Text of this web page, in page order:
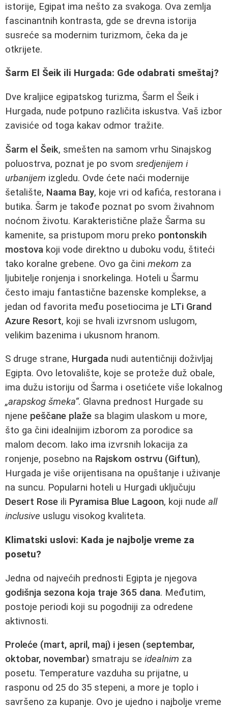
istorije, Egipat ima nešto za svakoga. Ova zemlja
fascinantnih kontrasta, gde se drevna istorija
susreće sa modernim turizmom, čeka da je
otkrijete.
Šarm El Šeik ili Hurgada: Gde odabrati smeštaj?
Dve kraljice egipatskog turizma, Šarm el Šeik i
Hurgada, nude potpuno različita iskustva. Vaš izbor
zavisiće od toga kakav odmor tražite.
Šarm el Šeik, smešten na samom vrhu Sinajskog
poluostrva, poznat je po svom sredjenijem i
urbanijem izgledu. Ovde ćete naći modernije
šetalište, Naama Bay, koje vri od kafića, restorana i
butika. Šarm je takođe poznat po svom živahnom
noćnom životu. Karakteristične plaže Šarma su
kamenite, sa pristupom moru preko pontonskih
mostova koji vode direktno u duboku vodu, štiteći
tako koralne grebene. Ovo ga čini mekom za
ljubitelje ronjenja i snorkelinga. Hoteli u Šarmu
često imaju fantastične bazenske komplekse, a
jedan od favorita među posetiocima je LTi Grand
Azure Resort, koji se hvali izvrsnom uslugom,
velikim bazenima i ukusnom hranom.
S druge strane, Hurgada nudi autentičniji doživljaj
Egipta. Ovo letovalište, koje se proteže duž obale,
ima dužu istoriju od Šarma i osetićete više lokalnog
„arapskog šmeka“. Glavna prednost Hurgade su
njene peščane plaže sa blagim ulaskom u more,
što ga čini idealnijim izborom za porodice sa
malom decom. Iako ima izvrsnih lokacija za
ronjenje, posebno na Rajskom ostrvu (Giftun),
Hurgada je više orijentisana na opuštanje i uživanje
na suncu. Popularni hoteli u Hurgadi uključuju
Desert Rose ili Pyramisa Blue Lagoon, koji nude all
inclusive uslugu visokog kvaliteta.
Klimatski uslovi: Kada je najbolje vreme za
posetu?
Jedna od najvećih prednosti Egipta je njegova
godišnja sezona koja traje 365 dana. Međutim,
postoje periodi koji su pogodniji za odredene
aktivnosti.
Proleće (mart, april, maj) i jesen (septembar,
oktobar, novembar) smatraju se idealnim za
posetu. Temperature vazduha su prijatne, u
rasponu od 25 do 35 stepeni, a more je toplo i
savršeno za kupanje. Ovo je ujedno i najbolje vreme